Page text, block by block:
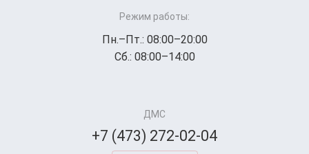
Режим работы:
Пн.–Пт.: 08:00–20:00
Сб.: 08:00–14:00
ДМС
+7 (473) 272-02-04